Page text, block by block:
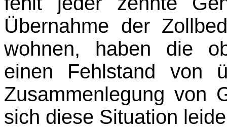
Übernahme der
wohnen, haben die
einen Fehlstand von
Zusammenlegung von
sich diese Situation